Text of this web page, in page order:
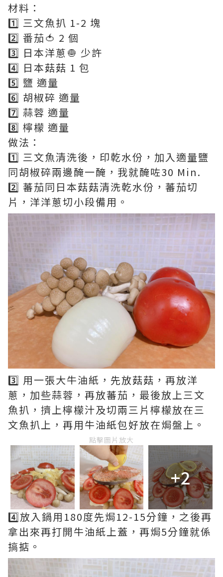
材料：
1️⃣ 三文魚扒 1-2 塊
2️⃣ 番茄🍅 2 個
3️⃣ 日本洋蔥🧅 少許
4️⃣ 日本菇菇 1 包
5️⃣ 鹽 適量
6️⃣ 胡椒碎 適量
7️⃣ 蒜蓉 適量
8️⃣ 檸檬 適量
做法：
1️⃣ 三文魚清洗後，印乾水份，加入適量鹽
同胡椒碎兩邊醃一醃，我就醃咗30 Min.
2️⃣ 蕃茄同日本菇菇清洗乾水份，蕃茄切
片，洋洋蔥切小段備用。
3️⃣ 用一張大牛油紙，先放菇菇，再放洋
蔥，加些蒜蓉，再放蕃茄，最後放上三文
魚扒，擠上檸檬汁及切兩三片檸檬放在三
文魚扒上，再用牛油紙包好放在焗盤上。
點擊圖片放大
+2
4️⃣放入鍋用180度先焗12-15分鐘，之後再
拿出來再打開牛油紙上蓋，再焗5分鐘就係
搞掂。